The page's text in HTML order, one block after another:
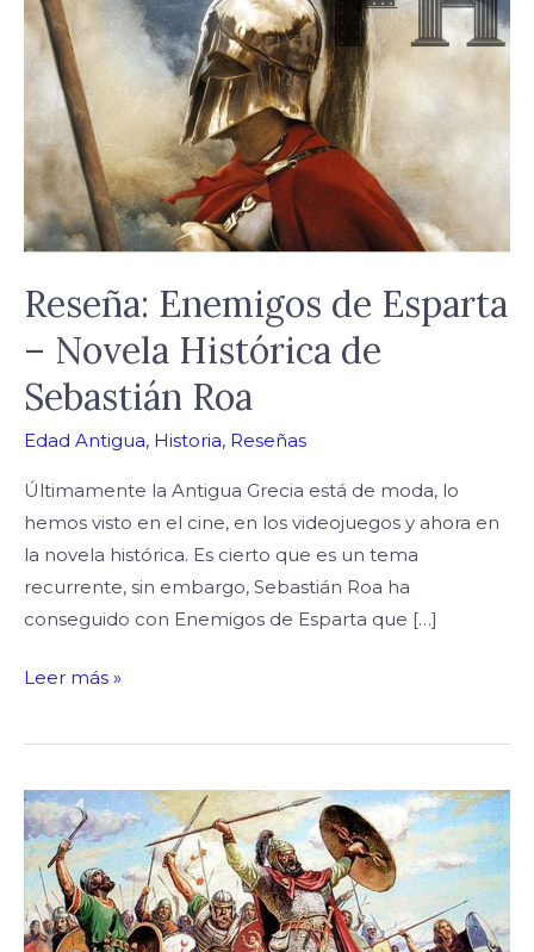
Reseña: Enemigos de Esparta
– Novela Histórica de
Sebastián Roa
Edad Antigua, Historia, Reseñas
Últimamente la Antigua Grecia está de moda, lo
hemos visto en el cine, en los videojuegos y ahora en
la novela histórica. Es cierto que es un tema
recurrente, sin embargo, Sebastián Roa ha
conseguido con Enemigos de Esparta que […]
de
Esparta
–
Novela
Histórica
de
Sebastián
Roa
Leer más »
Gothia,
Thriller
Histórico
–
Entrevista